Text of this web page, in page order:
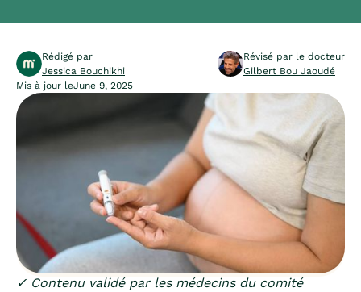
Rédigé par
Jessica Bouchikhi
Révisé par le docteur
Gilbert Bou Jaoudé
Mis à jour leJune 9, 2025
✓ Contenu validé par les médecins du comité